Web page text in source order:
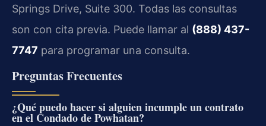
Springs Drive, Suite 300. Todas las consultas
son con cita previa. Puede llamar al (888) 437-
7747 para programar una consulta.
Preguntas Frecuentes
¿Qué puedo hacer si alguien incumple un contrato
en el Condado de Powhatan?